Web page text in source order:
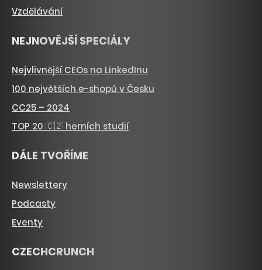
Vzdělávání
NEJNOVĚJŠÍ SPECIÁLY
Nejvlivnější CEOs na LinkedInu
100 největších e-shopů v Česku
CC25 – 2024
TOP 20 🇨🇿 herních studií
DÁLE TVOŘÍME
Newslettery
Podcasty
Eventy
CZECHCRUNCH